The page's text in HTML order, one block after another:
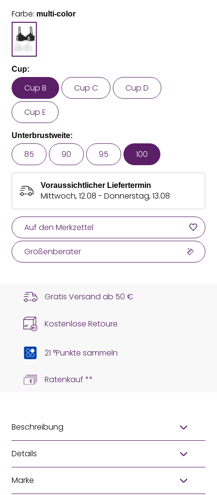
Farbe: multi-color
Cup:
Cup B Cup C Cup D
Cup E
Unterbrustweite:
85 90 95 100
Voraussichtlicher Liefertermin
Mittwoch, 12.08 - Donnerstag, 13.08
Auf den Merkzettel
Größenberater
Gratis Versand ab 50 €
Kostenlose Retoure
21 °Punkte sammeln
Ratenkauf **
Beschreibung
Details
Marke